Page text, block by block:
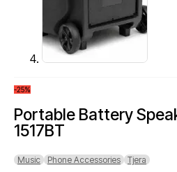
-25%
Portable Battery
1517BT
Music Phone Accessories Tjera